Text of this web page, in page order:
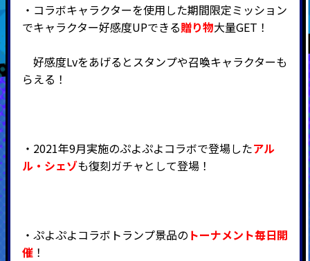
・コラボキャラクターを使用した期間限定ミッション
でキャラクター好感度UPできる贈り物大量GET！
好感度Lvをあげるとスタンプや召喚キャラクターも
らえる！
・2021年9月実施のぷよぷよコラボで登場したアル
ル・シェゾも復刻ガチャとして登場！
・ぷよぷよコラボトランプ景品の トーナメント毎日開
催！